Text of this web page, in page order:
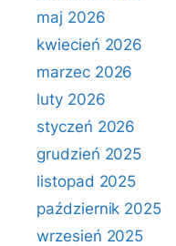
maj 2026
kwiecień 2026
marzec 2026
luty 2026
styczeń 2026
grudzień 2025
listopad 2025
październik 2025
wrzesień 2025